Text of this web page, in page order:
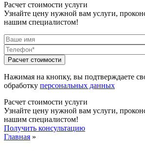
Расчет стоимости услуги
Узнайте цену нужной вам услуги,
нашим специалистом!
Нажимая на кнопку, вы подтверждаете
обработку персональных данных
Расчет стоимости услуги
Узнайте цену нужной вам услуги,
нашим специалистом!
Получить консультацию
Главная »